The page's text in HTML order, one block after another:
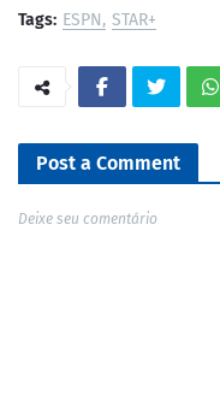
Tags: ESPN STAR+
Post a Comment
Deixe seu comentário